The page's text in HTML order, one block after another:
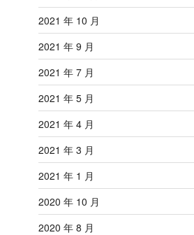
2021 年 10 月
2021 年 9 月
2021 年 7 月
2021 年 5 月
2021 年 4 月
2021 年 3 月
2021 年 1 月
2020 年 10 月
2020 年 8 月